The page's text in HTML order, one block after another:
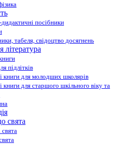
посібники
табеля, свідоцтво досягнень
література
підлітків
книги для молодших школярів
книги для старшого шкільного віку та
свята